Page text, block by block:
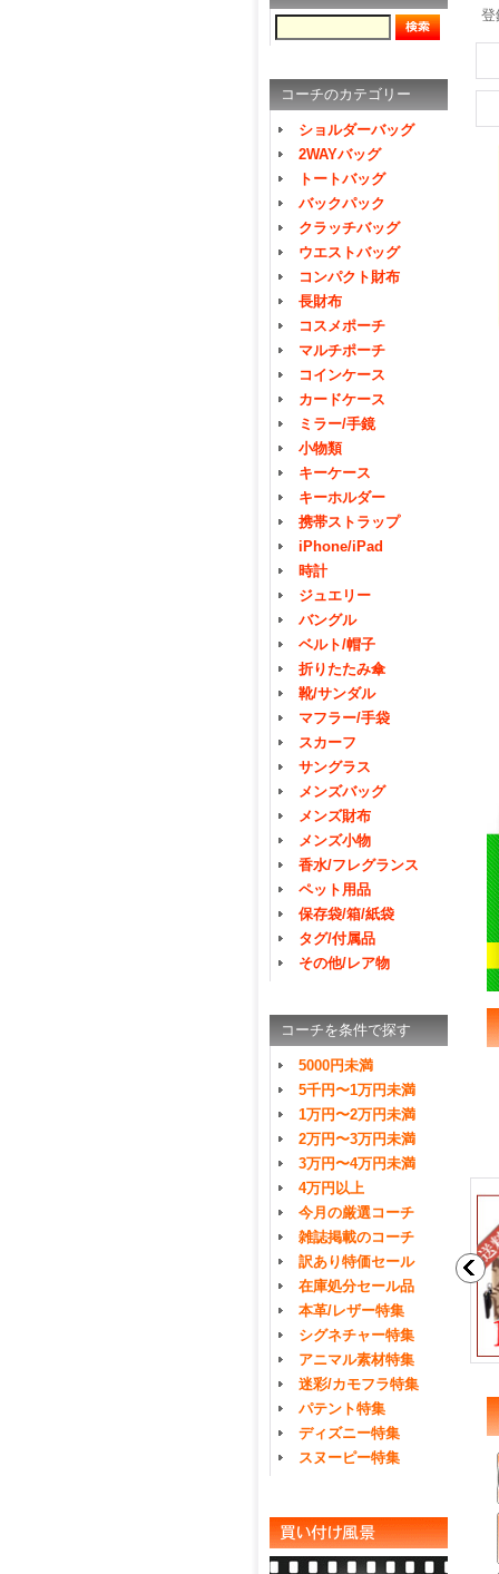
コーチのカテゴリー
ショルダーバッグ
2WAYバッグ
トートバッグ
バックパック
クラッチバッグ
ウエストバッグ
コンパクト財布
長財布
コスメポーチ
マルチポーチ
コインケース
カードケース
ミラー/手鏡
小物類
キーケース
キーホルダー
携帯ストラップ
iPhone/iPad
時計
ジュエリー
バングル
ベルト/帽子
折りたたみ傘
靴/サンダル
マフラー/手袋
スカーフ
サングラス
メンズバッグ
メンズ財布
メンズ小物
香水/フレグランス
ペット用品
保存袋/箱/紙袋
タグ/付属品
その他/レア物
コーチを条件で探す
5000円未満
5千円〜1万円未満
1万円〜2万円未満
2万円〜3万円未満
3万円〜4万円未満
4万円以上
今月の厳選コーチ
雑誌掲載のコーチ
訳あり特価セール
在庫処分セール品
本革/レザー特集
シグネチャー特集
アニマル素材特集
迷彩/カモフラ特集
パテント特集
ディズニー特集
スヌーピー特集
登